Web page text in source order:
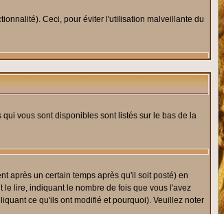
Ceci, pour éviter l'utilisation malveillante du
vous sont disponibles sont listés sur le bas de la
après un certain temps après qu'il soit posté) en
lire, indiquant le nombre de fois que vous l'avez
ce qu'ils ont modifié et pourquoi). Veuillez noter